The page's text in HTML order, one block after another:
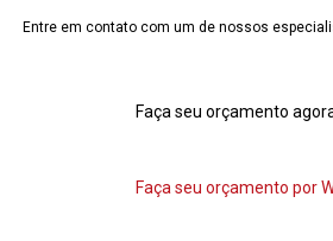
Entre em contato com um de nossos
Faça seu orçamento
Faça seu orçamento por